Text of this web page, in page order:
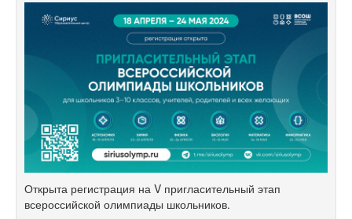
Открыта регистрация на V пригласительный этап
всероссийской олимпиады школьников.